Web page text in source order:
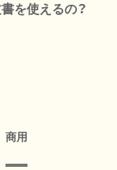
を使えるの？
商用